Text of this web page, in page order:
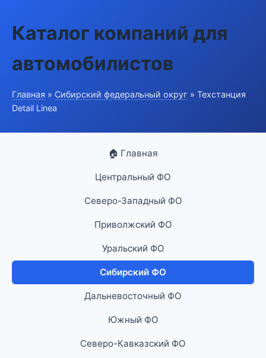
Каталог компаний для
автомобилистов
Главная » Сибирский федеральный округ » Техстанция
Detail Linea
🏠 Главная
Центральный ФО
Северо-Западный ФО
Приволжский ФО
Уральский ФО
Сибирский ФО
Дальневосточный ФО
Южный ФО
Северо-Кавказский ФО